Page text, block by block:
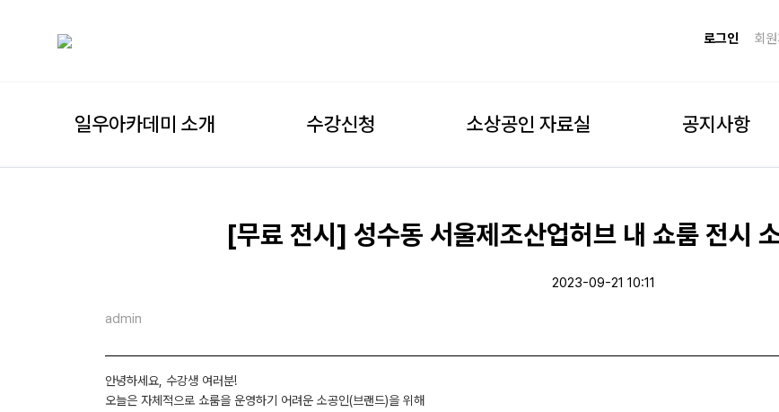
로그인 회
일우아카데미 소개 수강신청 소상공인 자료실 공지사항
[무료 전시] 성수동 서울제조산업허브 내 쇼룸 전시
2023-09-21 10:11
admin
안녕하세요, 수강생 여러분!
오늘은 자체적으로 쇼룸을 운영하기 어려운 소공인(브랜드)을 위해